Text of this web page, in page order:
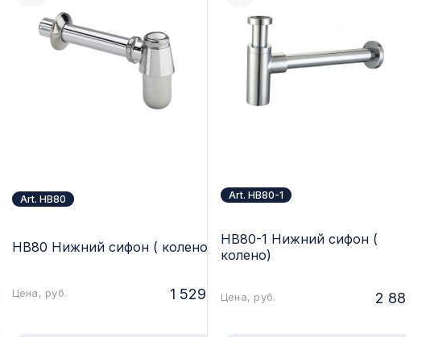
Art. HB80
HB80 Нижний сифон ( колено)
Цена, руб. 1 529.-
Art. HB80-1
HB80-1 Нижний сифон (
колено)
Цена, руб. 2 888.-